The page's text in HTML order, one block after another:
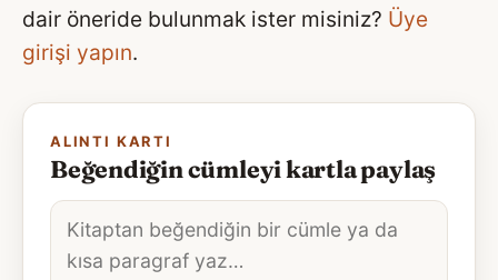
dair öneride bulunmak ister misiniz? Üye
girişi yapın.
ALINTI KARTI
Beğendiğin cümleyi kartla paylaş
Alıntı
metni